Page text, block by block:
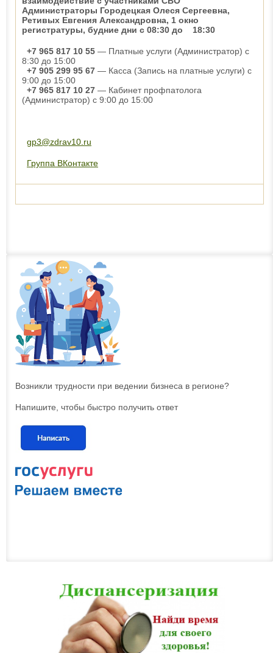
Администраторы Городецкая Олеся Сергеевна,
Ретивых Евгения Александровна, 1 окно
регистратуры, будние дни с 08:30 до 18:30
+7 965 817 10 55 — Платные услуги (Администратор) с
8:30 до 15:00
+7 905 299 95 67 — Касса (Запись на платные услуги) с
9:00 до 15:00
+7 965 817 10 27 — Кабинет профпатолога
(Администратор) с 9:00 до 15:00
gp3@zdrav10.ru
Группа ВКонтакте
Возникли трудности при ведении бизнеса в регионе?
Напишите, чтобы быстро получить ответ